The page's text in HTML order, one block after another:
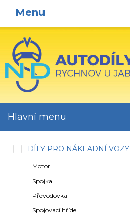
Menu
Hlavní menu
DÍLY PRO NÁKLADNÍ VOZY
Motor
Spojka
Převodovka
Spojovací hřídel